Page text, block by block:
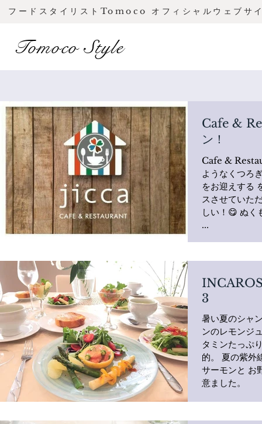
フードスタイリストTomoco オフィシャルウェブサ
Tomoco Style
Cafe &
ン！
Cafe &
ようなくつろ
をお迎えする
スさせていた
しい！😋 ぬくもり💛たっぷりのスキレットを使った
...
3
暑い夏のシャ
ンのレモンジ
タミンたっぷ
的。 夏の紫外
サーモンと お
意ました。